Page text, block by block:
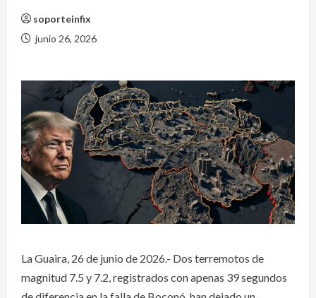
soporteinfix
junio 26, 2026
La Guaira, 26 de junio de 2026.- Dos terremotos de
magnitud 7.5 y 7.2, registrados con apenas 39 segundos